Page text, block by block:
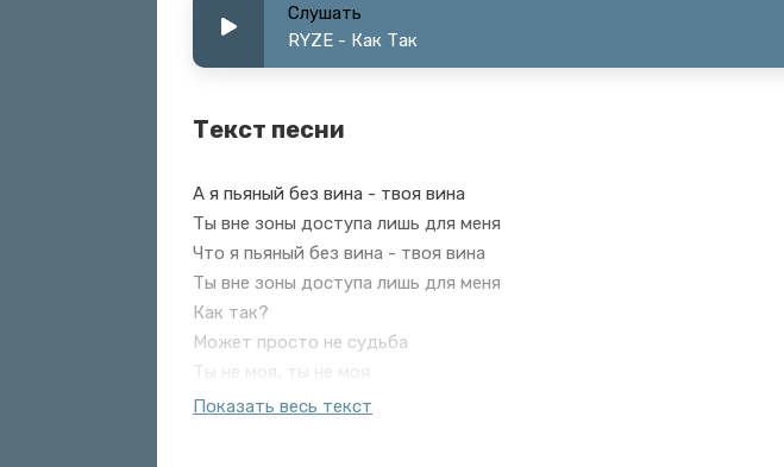
Слушать
RYZE - Как Так
Текст песни
А я пьяный без вина - твоя вина
Ты вне зоны доступа лишь для меня
Что я пьяный без вина - твоя вина
Ты вне зоны доступа лишь для меня
Как так?
Может просто не судьба
Ты не моя, ты не моя
А я пьяный без вина - твоя вина
Показать весь текст